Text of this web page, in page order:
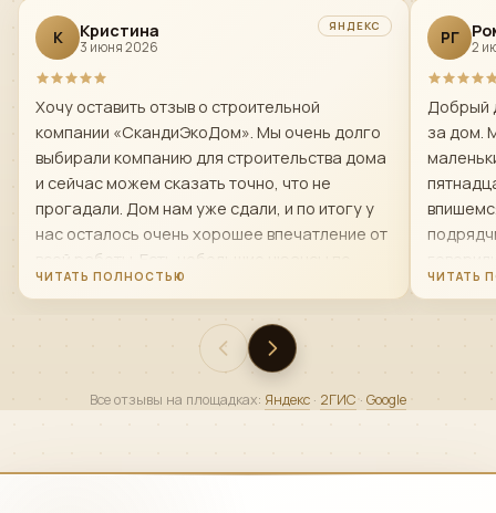
К Кристина
3 июня 2026
ЯНДЕКС
Хочу оставить отзыв о строительной
компании «СкандиЭкоДом». Мы очень долго
выбирали компанию для строительства дома
и сейчас можем сказать точно, что не
прогадали. Дом нам уже сдали, и по итогу у
нас осталось очень хорошее впечатление от
всей работы. Есть небольшие нюансы по
поводу первой бригады строителей- мы
,так как нас не устраивало качество и
скорость работы и менно той бригады. Чисто
Офис решает вопросы быстро. В спорных или
РГ 2
Добрый
за дом.
хорошо.
Все отзывы на площадках: Яндекс · 2ГИС · Google